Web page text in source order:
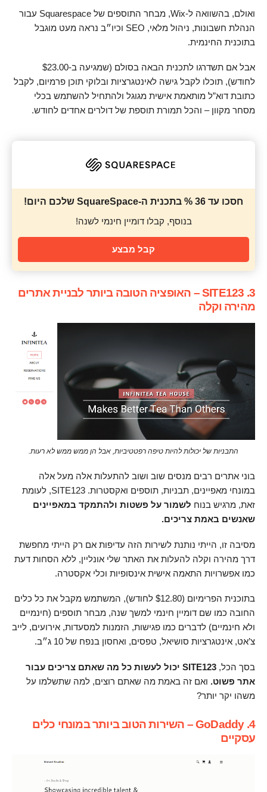
ואולם, בהשוואה ל-Wix, מבחר התוספים של Squarespace עבור
הנהלת חשבונות, ניהול מלאי, SEO וכיו״ב נראה מעט מוגבל
בתוכנית החינמית.
אבל אם תשדרגו לתכנית הבאה בסולם (שמגיעה ב- $23.00
לחודש), תוכלו לקבל גישה לאינטגרציות ובלוקי תוכן פרמיום, לקבל
כתובת דוא”ל מותאמת אישית מגוגל ולהתחיל להשתמש בכלי
מסחר מקוון – והכל תמורת תוספת של דולרים אחדים לחודש.
חסכו עד 36 % בתכנית ה-SquareSpace שלכם היום!
בנוסף, קבלו דומיין חינמי לשנה!
קבל מבצע
3. SITE123 – האופציה הטובה ביותר לבניית אתרים
מהירה וקלה
התבניות של יכולות להיות טיפה רפטטיביות, אבל הן ממש ממש לא רעות.
בוני אתרים רבים מנסים שוב ושוב להתעלות אלה מעל אלה
במונחי מאפיינים, תבניות, תוספים ואקסטרות. SITE123, לעומת
זאת, מרגיש בנוח לשמור על פשטות ולהתמקד במאפיינים
שאנשים באמת צריכים.
מסיבה זו, הייתי נותנת לשירות הזה עדיפות אם רק הייתי מחפשת
דרך מהירה וקלה להעלות את האתר שלי אונליין, ללא הסחות דעת
כמו אפשרויות התאמה אישית אינסופיות וכלי אקסטרה.
בתוכנית הפרימיום ( $12.80
לחודש), המשתמש מקבל את כל כלים
החובה כמו שם דומיין חינמי למשך שנה, מבחר תוספים (חינמיים
ולא חינמיים) לדברים כמו פגישות, הזמנות למסעדות, אירועים, לייב
צ’אט, אינטגרציות סושיאל, טפסים, ואחסון בנפח של 10 ג״ב.
בסך הכל,
SITE123 יכול לעשות כל מה שאתם צריכים עבור
אתר פשוט. ואם זה באמת מה שאתם רוצים, למה שתשלמו על
משהו יקר יותר?
4. GoDaddy – השירות הטוב ביותר במונחי כלים
עסקיים